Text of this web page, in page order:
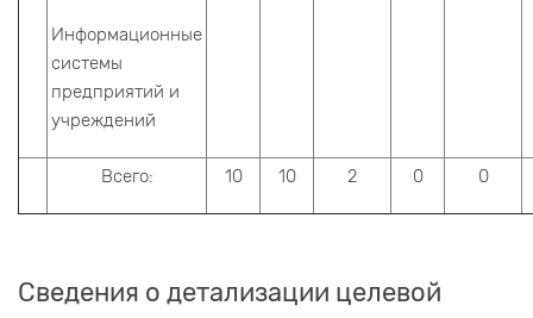
Информационные
системы
предприятий и
учреждений
Всего: 10 10 2 0 0
Сведения о детализации целевой